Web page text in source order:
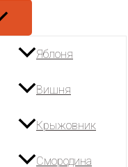
Яблоня
Вишня
Крыжовник
Смородина